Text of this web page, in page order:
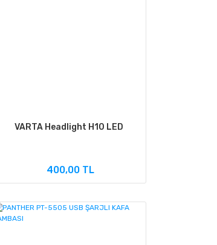
VARTA Headlight H10 LED
400,00 TL